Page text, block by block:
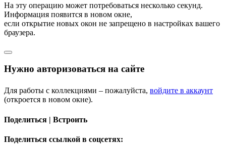
На эту операцию может потребоваться несколько секунд.
Информация появится в новом окне,
если открытие новых окон не запрещено в настройках вашего
браузера.
Нужно авторизоваться на сайте
Для работы с коллекциями – пожалуйста, войдите в аккаунт
(откроется в новом окне).
Поделиться | Встроить
Поделиться ссылкой в соцсетях: